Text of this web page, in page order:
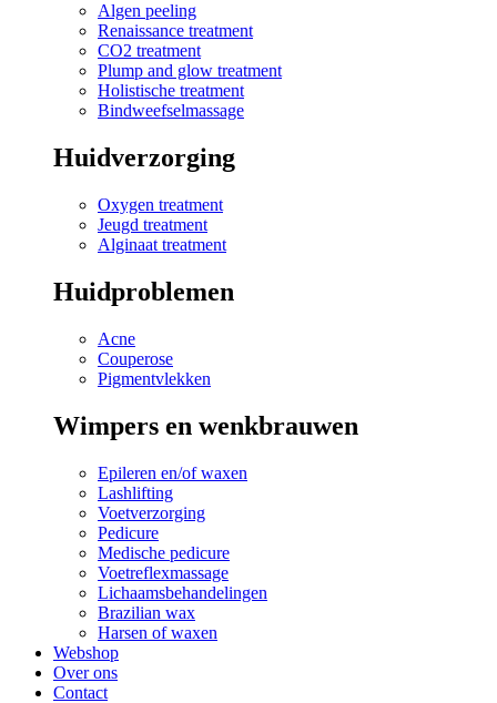
Algen peeling
Renaissance treatment
CO2 treatment
Plump and glow treatment
Holistische treatment
Bindweefselmassage
Huidverzorging
Oxygen treatment
Jeugd treatment
Alginaat treatment
Huidproblemen
Acne
Couperose
Pigmentvlekken
Wimpers en wenkbrauwen
Epileren en/of waxen
Lashlifting
Voetverzorging
Pedicure
Medische pedicure
Voetreflexmassage
Lichaamsbehandelingen
Brazilian wax
Harsen of waxen
Webshop
Over ons
Contact